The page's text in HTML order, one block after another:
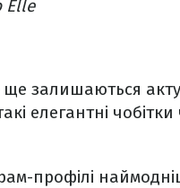
Elle
ще залишаються
елегантні
профілі